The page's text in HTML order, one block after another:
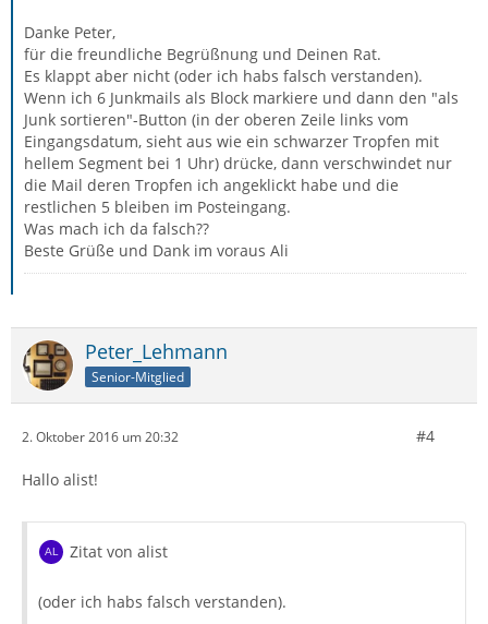
Danke Peter,
für die freundliche Begrüßnung und Deinen Rat.
Es klappt aber nicht (oder ich habs falsch verstanden).
Wenn ich 6 Junkmails als Block markiere und dann den "als
Junk sortieren"-Button (in der oberen Zeile links vom
Eingangsdatum, sieht aus wie ein schwarzer Tropfen mit
hellem Segment bei 1 Uhr) drücke, dann verschwindet nur
die Mail deren Tropfen ich angeklickt habe und die
restlichen 5 bleiben im Posteingang.
Was mach ich da falsch??
Beste Grüße und Dank im voraus Ali
Peter_Lehmann
Senior-Mitglied
2. Oktober 2016 um 20:32 #4
Hallo alist!
Zitat von alist
(oder ich habs falsch verstanden).